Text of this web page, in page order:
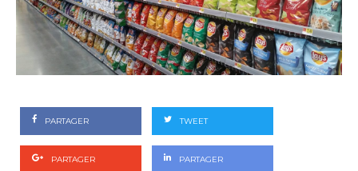
PARTAGER TWEET
PARTAGER PARTAGER